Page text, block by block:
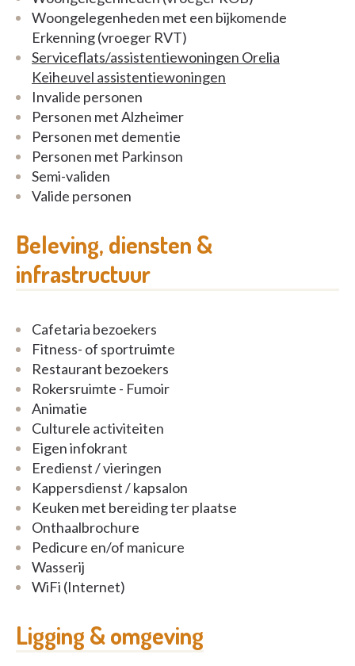
Woongelegenheden met een bijkomende
Erkenning (vroeger RVT)
Serviceflats/assistentiewoningen Orelia
Keiheuvel assistentiewoningen
Invalide personen
Personen met Alzheimer
Personen met dementie
Personen met Parkinson
Semi-validen
Valide personen
Beleving, diensten &
infrastructuur
Cafetaria bezoekers
Fitness- of sportruimte
Restaurant bezoekers
Rokersruimte - Fumoir
Animatie
Culturele activiteiten
Eigen infokrant
Eredienst / vieringen
Kappersdienst / kapsalon
Keuken met bereiding ter plaatse
Onthaalbrochure
Pedicure en/of manicure
Wasserij
WiFi (Internet)
Ligging & omgeving